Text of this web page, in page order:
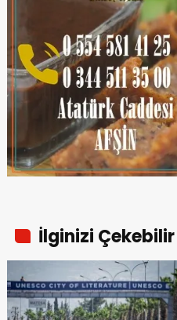
İlginizi Çekebilir